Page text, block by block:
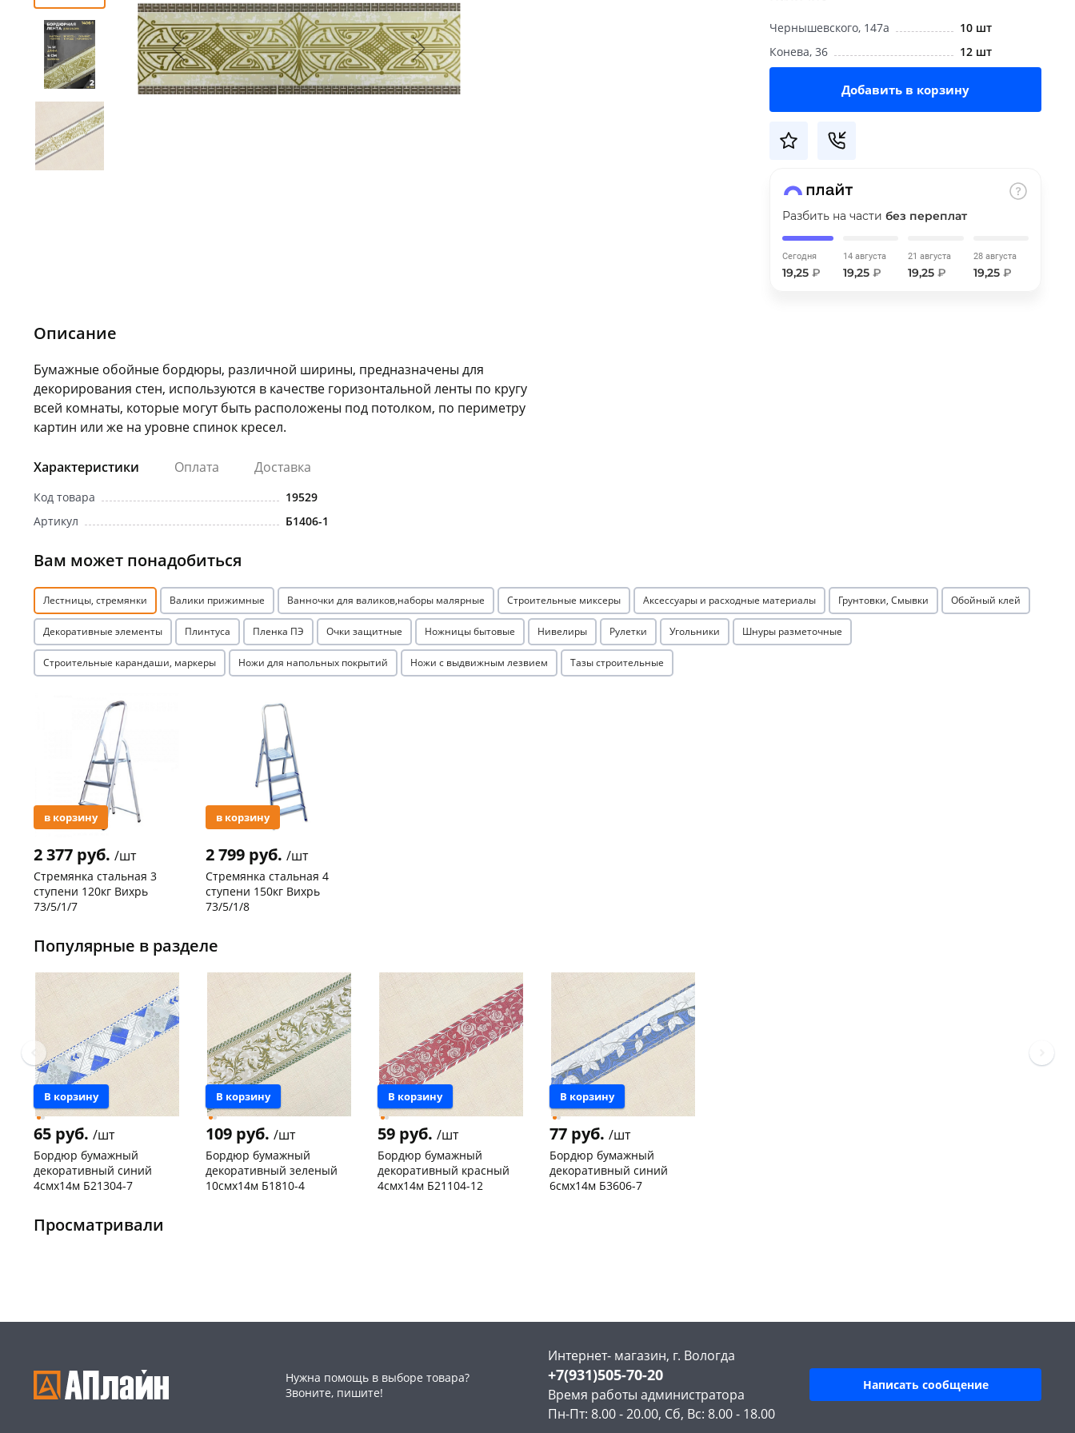
Чернышевского, 147а
10 шт
Конева, 36
12 шт
Добавить в корзину
Разбить на частибез переплат
Сегодня
19,25₽
14 августа
19,25 ₽
21 августа
19,25₽
28 августа
19,25 ₽
Описание
Бумажные обойные бордюры, различной ширины, предназначены для
декорирования стен, используются в качестве горизонтальной ленты по кругу
всей комнаты, которые могут быть расположены под потолком, по периметру
картин или же на уровне спинок кресел.
Характеристики Оплата Доставка
Код товара
19529
Артикул
Б1406-1
Вам может понадобиться
Лестницы, стремянки Валики прижимные Ванночки для валиков,наборы малярные Строительные миксеры Аксессуары и расходные материалы Грунтовки, Смывки Обойный клей
Декоративные элементы Плинтуса Пленка ПЭ Очки защитные Ножницы бытовые Нивелиры Рулетки Угольники Шнуры разметочные
Строительные карандаши, маркеры Ножи для напольных покрытий Ножи с выдвижным лезвием Тазы строительные
в корзину
2 377 руб. /шт
Стремянка стальная 3
ступени 120кг Вихрь
73/5/1/7
в корзину
2 799 руб. /шт
Стремянка стальная 4
ступени 150кг Вихрь
73/5/1/8
Популярные в разделе
В корзину
65 руб. /шт
Бордюр бумажный
декоративный синий
4смх14м Б21304-7
Код товара
130166
В корзину
109 руб. /шт
Бордюр бумажный
декоративный зеленый
10смх14м Б1810-4
В корзину
59 руб. /шт
Бордюр бумажный
декоративный красный
4смх14м Б21104-12
В корзину
77 руб. /шт
Бордюр бумажный
декоративный синий
6смх14м Б3606-7
Просматривали
Нужна помощь в выборе товара?
Звоните, пишите!
Интернет- магазин, г. Вологда
+7(931)505-70-20
Время работы администратора
Пн-Пт: 8.00 - 20.00, Сб, Вс: 8.00 - 18.00
Написать сообщение
График платежей
Сегодня
25%
Оставшиеся
по 25 %
раз в 2
недели
Остались вопросы?
8 800 302-02-51
plait.ru